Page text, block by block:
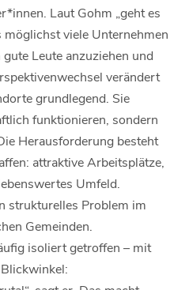
Laut Gohm „geht es
viele Unternehmen
Leute anzuziehen und
verändert
grundlegend. Sie
funktionieren, sondern
Herausforderung besteht
attraktive Arbeitsplätze,
Umfeld.
strukturelles Problem im
Gemeinden.
isoliert getroffen – mit